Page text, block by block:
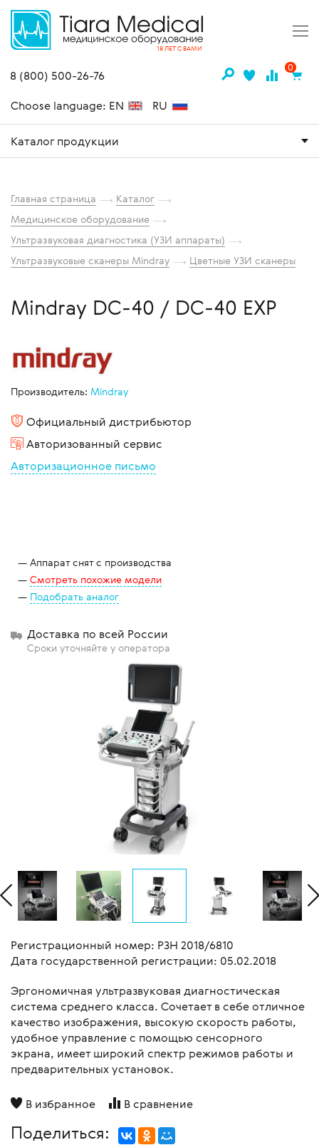
18 ЛЕТ С ВАМИ
8 (800) 500-26-76
0
Choose language: EN RU
Каталог продукции
Главная страница
Каталог
Медицинское оборудование
Ультразвуковая диагностика (УЗИ аппараты)
Ультразвуковые сканеры Mindray
Цветные УЗИ сканеры
Mindray DC-40 / DC-40 EXP
Регистрационный номер: РЗН 2018/6810
Дата государственной регистрации: 05.02.2018
Эргономичная ультразвуковая диагностическая
система среднего класса. Сочетает в себе отличное
качество изображения, высокую скорость работы,
удобное управление с помощью сенсорного
экрана, имеет широкий спектр режимов работы и
предварительных установок.
В избранное В сравнение
Поделиться:
Производитель: Mindray
Официальный дистрибьютор
Авторизованный сервис
Авторизационное письмо
Аппарат снят с производства
Смотреть похожие модели
Подобрать аналог
Доставка по всей России
Сроки уточняйте у оператора